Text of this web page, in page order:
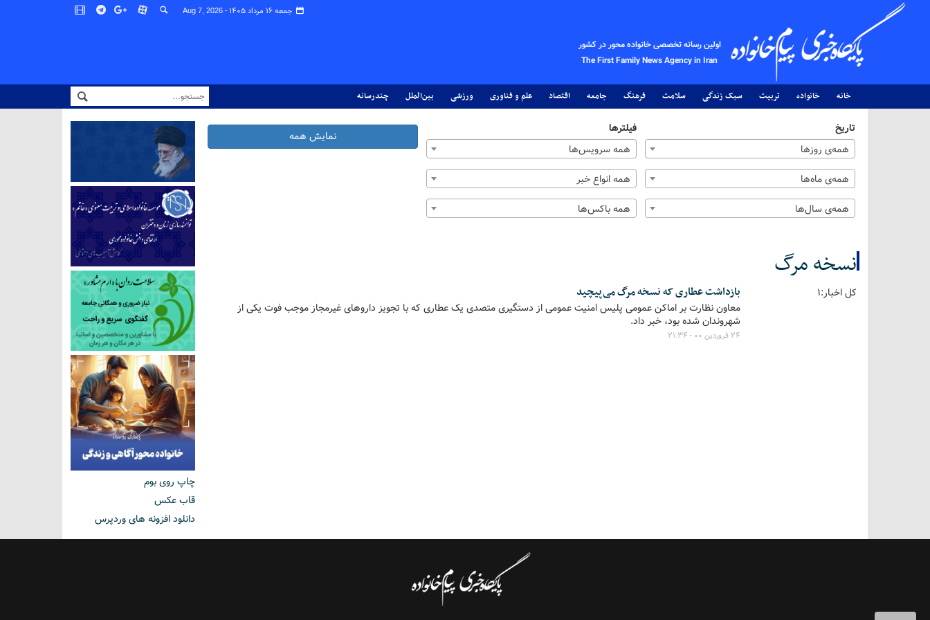
جمعه ۱۶ مرداد ۱۴۰۵ - Aug 7, 2026
اولین رسانه تخصصی خانواده محور در کشور
The First Family News Agency in Iran
خانه خانواده تربیت سبک زندگی سلامت فرهنگ جامعه اقتصاد علم و فناوری ورزشی بین‌الملل چندرسانه
تاریخ
همه‌ی روزها
همه‌ی ماه‌ها
همه‌ی سال‌ها
فیلترها
همه سرویس‌ها
همه انواع خبر
همه باکس‌ها
نمایش همه
نسخه مرگ
کل اخبار:1 بازداشت عطاری که نسخه مرگ می‌پیچید
معاون نظارت بر اماکن عمومی پلیس امنیت عمومی از دستگیری متصدی یک عطاری که با تجویز داروهای غیرمجاز موجب فوت یکی از
شهروندان شده بود، خبر داد.
۲۴ فروردین ۰۰ - ۲۱:۳۴
چاپ روی بوم
قاب عکس
دانلود افزونه های وردپرس